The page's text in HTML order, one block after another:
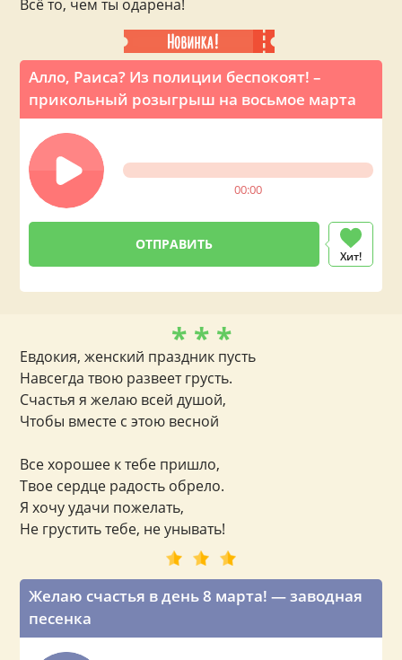
Алло, Раиса? Из полиции беспокоят! –
прикольный розыгрыш на восьмое марта
00:00
Хит!
Всё то, чем ты одарена!
Желаю счастья в день 8 марта! — заводная
песенка
* * *
Евдокия, женский праздник пусть
Навсегда твою развеет грусть.
Счастья я желаю всей душой,
Чтобы вместе с этою весной
Все хорошее к тебе пришло,
Твое сердце радость обрело.
Я хочу удачи пожелать,
Не грустить тебе, не унывать!